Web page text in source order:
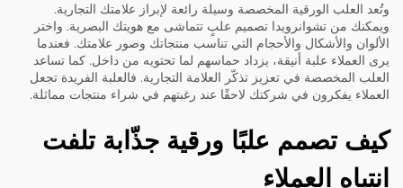
وتُعد العلب الورقية المخصصة وسيلة رائعة لإبراز علامتك التجارية.
ويمكنك من تشوانرويدا تصميم علبٍ تتماشى مع هويتك البصرية. واختر
الألوان والأشكال والأحجام التي تناسب منتجاتك وصور علامتك. فعندما
يرى العملاء علبة أنيقة، يزداد حماسهم لما تحتويه من داخل. كما تساعد
العلب المخصصة في تعزيز تذكّر العلامة التجارية. فالعلبة الفريدة تجعل
العملاء يفكرون في شركتك لاحقًا عند رغبتهم في شراء منتجات مماثلة.
كيف تصمم علبًا ورقية جذّابة تلفت
انتباه العملاء